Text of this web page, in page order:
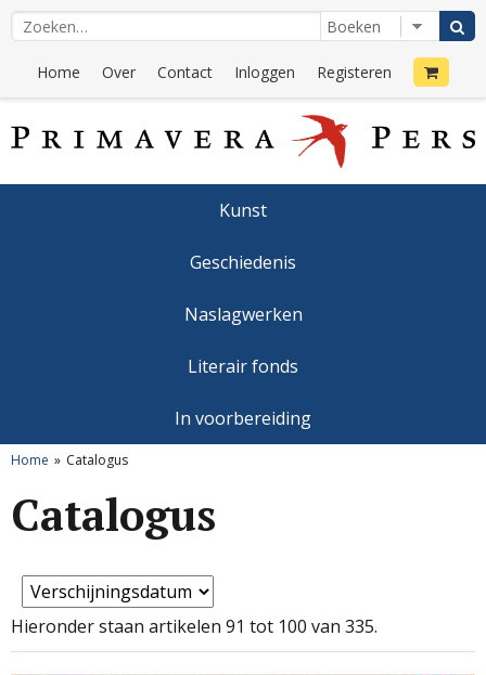
Home Over Contact Inloggen Registeren
Kunst
Geschiedenis
Naslagwerken
Literair fonds
In voorbereiding
Home Catalogus
Catalogus
Hieronder staan artikelen 91 tot 100 van 335.